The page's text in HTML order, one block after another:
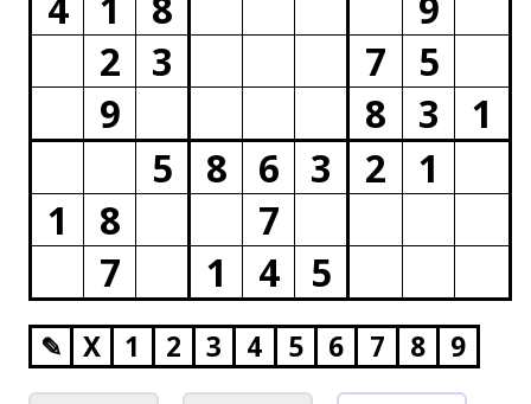
2
3 7
5
9
8 3
1
5
8 6 3 2
1
1
8
7
7
1 4 5
✎ X 1 2 3 4 5 6 7 8 9